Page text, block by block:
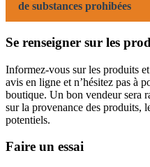
de substances prohibées
Se renseigner sur les
Informez-vous sur les produits
avis en ligne et n’hésitez pas à
boutique. Un bon vendeur sera
sur la provenance des produits,
potentiels.
Faire un essai